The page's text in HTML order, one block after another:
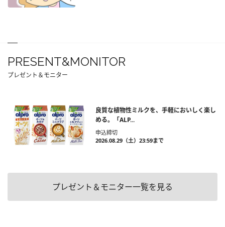
PRESENT&MONITOR
プレゼント＆モニター
良質な植物性ミルクを、手軽においしく楽し
める。「ALP...
申込締切
2026.08.29（土）23:59まで
プレゼント＆モニター一覧を見る